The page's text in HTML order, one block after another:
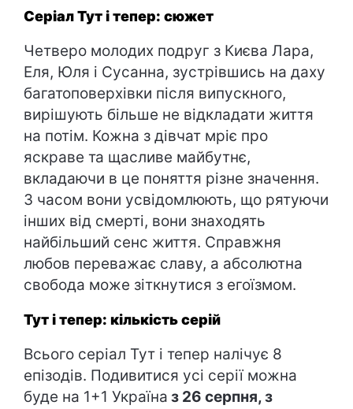
Серіал Тут і тепер: сюжет
Четверо молодих подруг з Києва Лара,
Еля, Юля і Сусанна, зустрівшись на даху
багатоповерхівки після випускного,
вирішують більше не відкладати життя
на потім. Кожна з дівчат мріє про
яскраве та щасливе майбутнє,
вкладаючи в це поняття різне значення.
З часом вони усвідомлюють, що рятуючи
інших від смерті, вони знаходять
найбільший сенс життя. Справжня
любов переважає славу, а абсолютна
свобода може зіткнутися з егоїзмом.
Тут і тепер: кількість серій
Всього серіал Тут і тепер налічує 8
епізодів. Подивитися усі серії можна
буде на 1+1 Україна з 26 серпня, з